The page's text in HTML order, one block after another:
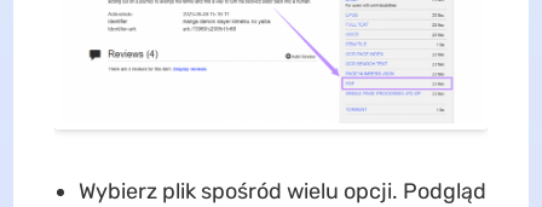
Wybierz plik spośród wielu opcji. Podgląd